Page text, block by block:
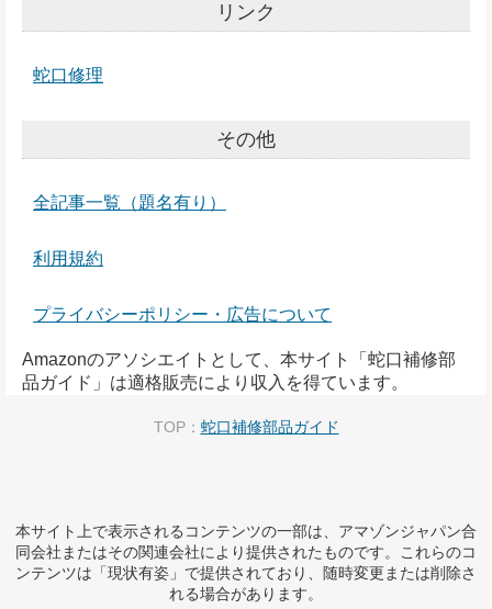
リンク
蛇口修理
その他
全記事一覧（題名有り）
利用規約
プライバシーポリシー・広告について
Amazonのアソシエイトとして、本サイト「蛇口補修部
品ガイド」は適格販売により収入を得ています。
TOP： 蛇口補修部品ガイド
本サイト上で表示されるコンテンツの一部は、アマゾンジャパン合
同会社またはその関連会社により提供されたものです。これらのコ
ンテンツは「現状有姿」で提供されており、随時変更または削除さ
れる場合があります。